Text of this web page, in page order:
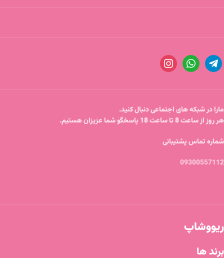
مارا در شبکه های اجتماعی دنبال کنید.
هر روز از ساعت 8 تا ساعت 18 پاسخگو شما عزیزان هستیم.
شماره تماس پشتیبانی
09300557112
ریووشاپ
برند ها